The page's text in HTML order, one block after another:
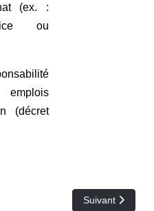
(ex. :
ou
(décret
principes Article suivant :
Suivant